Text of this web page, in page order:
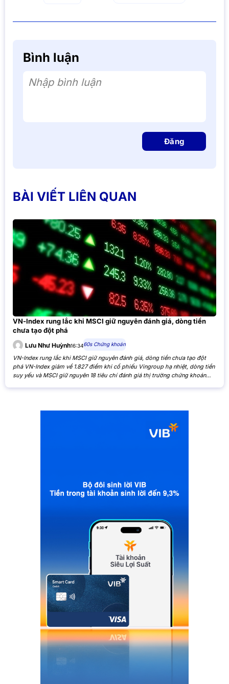
Bình luận
Nhập bình luận
Đăng
BÀI VIẾT LIÊN QUAN
VN-Index rung lắc khi MSCI giữ nguyên đánh giá, dòng tiền
chưa tạo đột phá
Lưu Như Huỳnh16:3460s Chứng khoán
VN-Index rung lắc khi MSCI giữ nguyên đánh giá, dòng tiền chưa tạo đột
phá VN-Index giảm về 1.827 điểm khi cổ phiếu Vingroup hạ nhiệt, dòng tiền
suy yếu và MSCI giữ nguyên 18 tiêu chí đánh giá thị trường chứng khoán